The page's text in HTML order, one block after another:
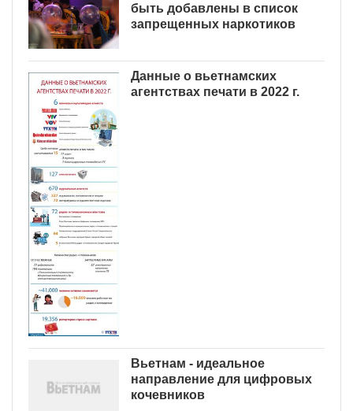
быть добавлены в список
запрещенных наркотиков
Данные о вьетнамских
агентствах печати в 2022 г.
Вьетнам - идеальное
направление для цифровых
кочевников